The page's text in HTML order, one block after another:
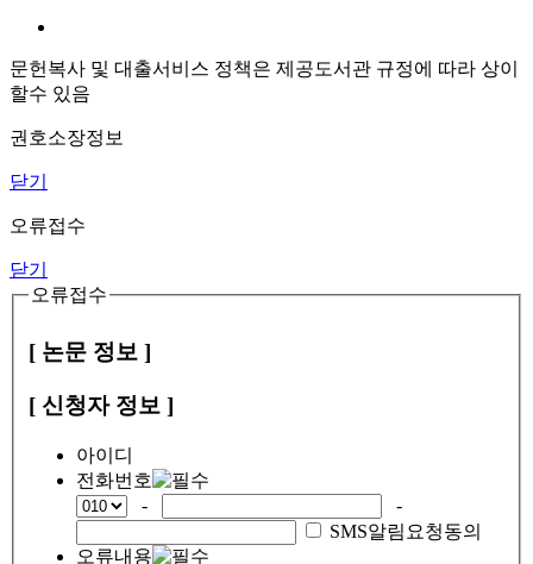
문헌복사 및 대출서비스 정책은 제공도서관 규정에 따라 상이
할수 있음
권호소장정보
닫기
오류접수
닫기
오류접수
[ 논문 정보 ]
[ 신청자 정보 ]
아이디
전화번호
-
-
SMS알림요청동의
오류내용